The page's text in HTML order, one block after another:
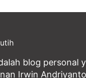
blog personal
Irwin